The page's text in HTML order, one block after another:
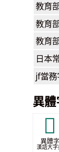
教育
教育
教育
日本
jf當
異
𢇼
異體字
漢語大字